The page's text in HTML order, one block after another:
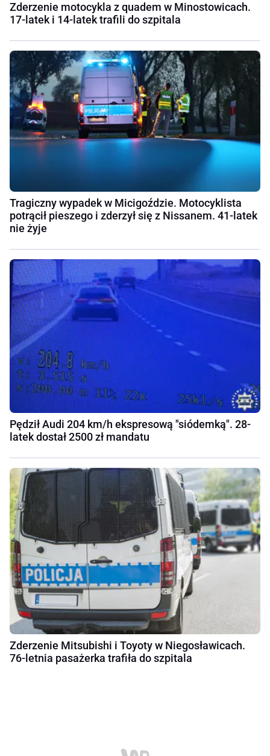
Zderzenie motocykla z quadem w Minostowicach.
17-latek i 14-latek trafili do szpitala
Tragiczny wypadek w Micigoździe. Motocyklista
potrącił pieszego i zderzył się z Nissanem. 41-latek
nie żyje
Pędził Audi 204 km/h ekspresową "siódemką". 28-
latek dostał 2500 zł mandatu
Zderzenie Mitsubishi i Toyoty w Niegosławicach.
76-letnia pasażerka trafiła do szpitala